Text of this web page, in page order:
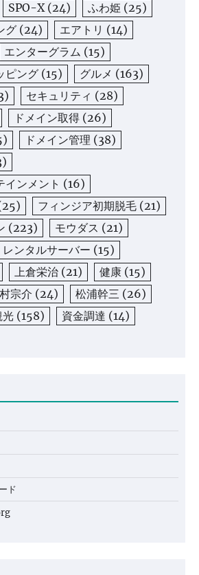
SPO-X(24) ふわ姫 (25)
グ (24) エアトリ (14)
エンターグラム (15)
ピング (15) グルメ (163)
セキュリティ (28)
ドメイン取得 (26)
ドメイン管理 (38)
インメント (16)
フィンジア初期脱毛 (21)
(223) モウダス (21)
レンタルサーバー (15)
上倉栄治 (21) 健康 (15)
宗介 (24) 松浦幹三 (26)
光 (158) 資金調達 (14)
ド